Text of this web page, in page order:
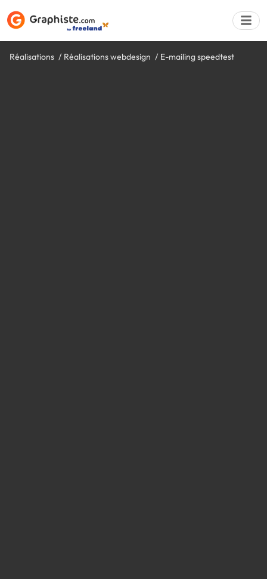
Réalisations Réalisations webdesign E-mailing speedtest